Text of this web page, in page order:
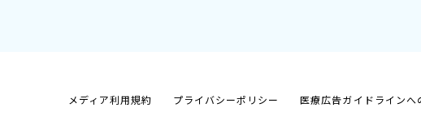
メディア利用規約 プライバシーポリシー 医療広告ガイドラインへ